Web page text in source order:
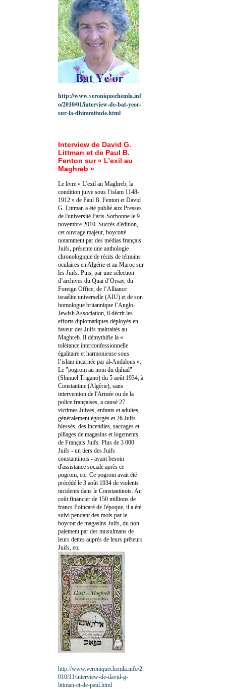
http://www.veroniquechemla.inf
o/2010/01/interview-de-bat-yeor-
sur-la-dhimmitude.html
Interview de David G.
Littman et de Paul B.
Fenton sur « L’exil au
Maghreb »
Le livre « L’exil au Maghreb, la
condition juive sous l’islam 1148-
1912 » de Paul B. Fenton et David
G. Littman a été publié aux Presses
de l'université Paris-Sorbonne le 9
novembre 2010. Succès d'édition,
cet ouvrage majeur, boycotté
notamment par des médias français
Juifs, présente une anthologie
chronologique de récits de témoins
oculaires en Algérie et au Maroc sur
les Juifs. Puis, par une sélection
d’archives du Quai d’Orsay, du
Foreign Office, de l’Alliance
israélite universelle (AIU) et de son
homologue britannique l’Anglo-
Jewish Association, il décrit les
efforts diplomatiques déployés en
faveur des Juifs maltraités au
Maghreb. Il démythifie la «
tolérance interconfessionnelle
égalitaire et harmonieuse sous
l’islam incarnée par al-Andalous ».
Le "pogrom au nom du djihad"
(Shmuel Trigano) du 5 août 1934, à
Constantine (Algérie), sans
intervention de l'Armée ou de la
police françaises, a causé 27
victimes Juives, enfants et adultes
généralement égorgés et 26 Juifs
blessés, des incendies, saccages et
pillages de magasins et logements
de Français Juifs. Plus de 3 000
Juifs - un tiers des Juifs
constantinois - ayant besoin
d'assistance sociale après ce
pogrom, etc. Ce pogrom avait été
précédé le 3 août 1934 de violents
incidents dans le Constantinois. Au
coût financier de 150 millions de
francs Poincaré de l'époque, il a été
suivi pendant des mois par le
boycott de magasins Juifs, du non
paiement par des musulmans de
leurs dettes auprès de leurs prêteurs
Juifs, etc.
http://www.veroniquechemla.info/2
010/11/interview-de-david-g-
littman-et-de-paul.html